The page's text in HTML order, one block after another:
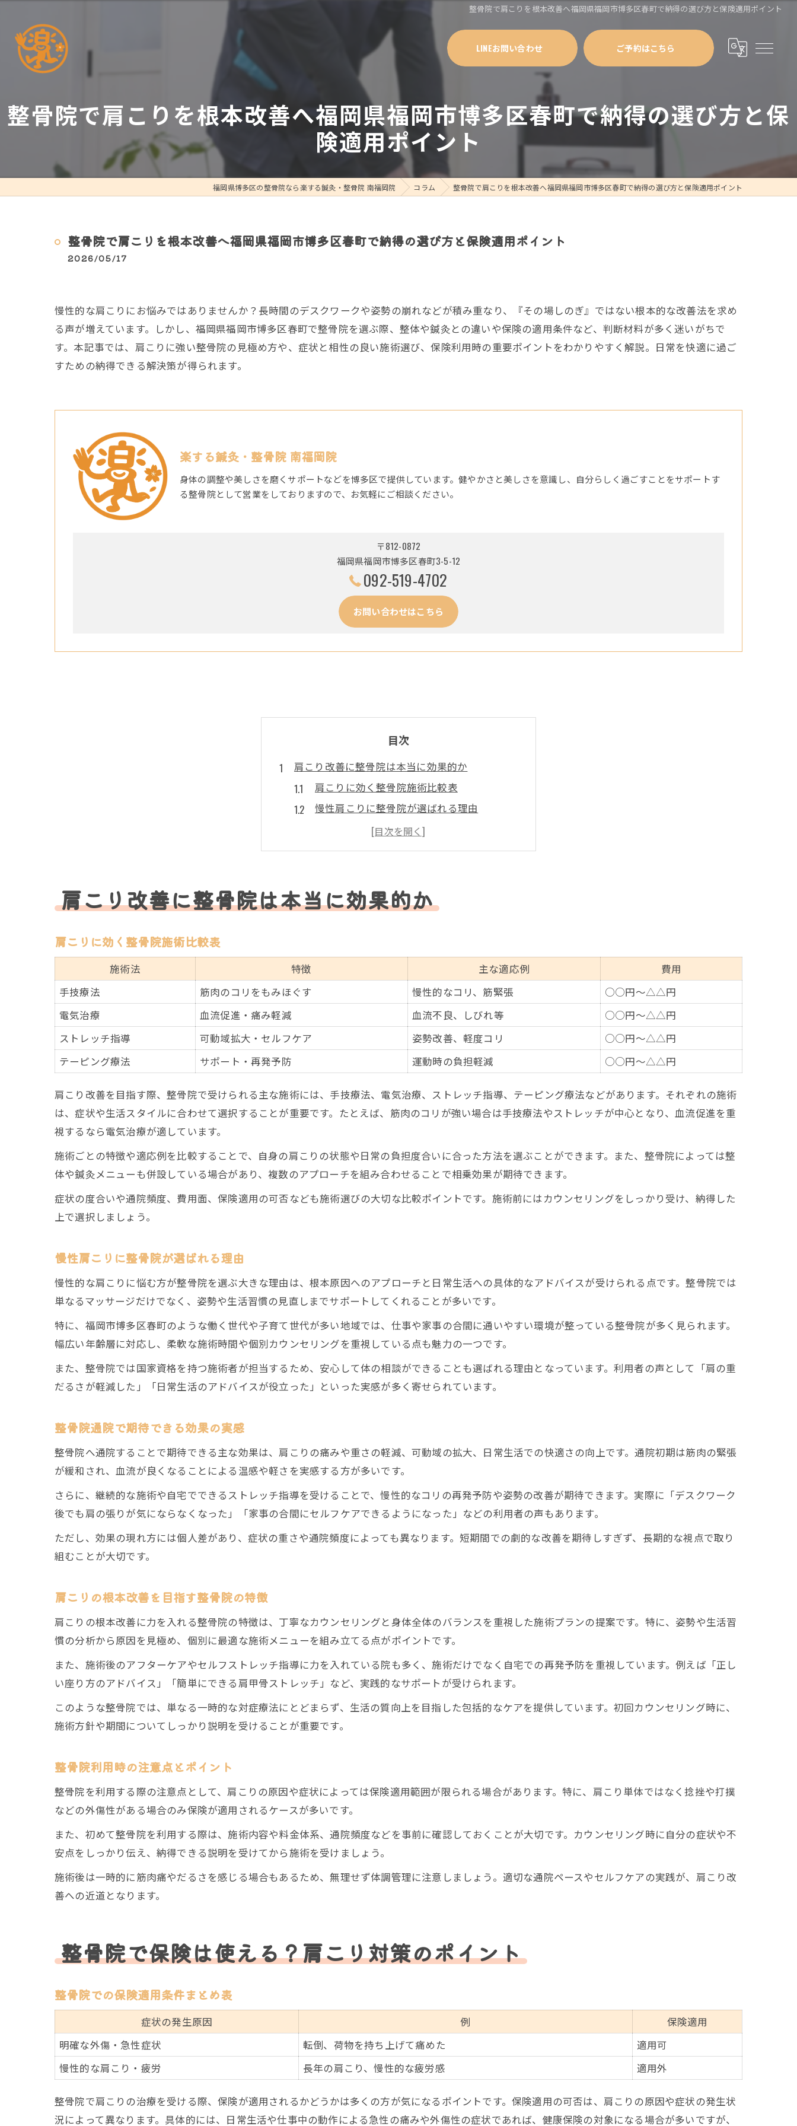
整骨院で肩こりを根本改善へ福岡県福岡市博多区春町で納得の選び方と保険適用ポイント
LINEお問い合わせ ご予約はこちら
整骨院で肩こりを根本改善へ福岡県福岡市博多区春町で納得の選び方と保
険適用ポイント
福岡県博多区の整骨院なら楽する鍼灸・整骨院 南福岡院 コラム 整骨院で肩こりを根本改善へ福岡県福岡市博多区春町で納得の選び方と保険適用ポイント
整骨院で肩こりを根本改善へ福岡県福岡市博多区春町で納得の選び方と保険適用ポイント
2026/05/17
慢性的な肩こりにお悩みではありませんか？長時間のデスクワークや姿勢の崩れなどが積み重なり、『その場しのぎ』ではない根本的な改善法を求め
る声が増えています。しかし、福岡県福岡市博多区春町で整骨院を選ぶ際、整体や鍼灸との違いや保険の適用条件など、判断材料が多く迷いがちで
す。本記事では、肩こりに強い整骨院の見極め方や、症状と相性の良い施術選び、保険利用時の重要ポイントをわかりやすく解説。日常を快適に過ご
すための納得できる解決策が得られます。
楽する鍼灸・整骨院 南福岡院
身体の調整や美しさを磨くサポートなどを博多区で提供しています。健やかさと美しさを意識し、自分らしく過ごすことをサポートす
る整骨院として営業をしておりますので、お気軽にご相談ください。
〒812-0872
福岡県福岡市博多区春町3-5-12
092-519-4702
お問い合わせはこちら
目次
肩こり改善に整骨院は本当に効果的か
肩こりに効く整骨院施術比較表
慢性肩こりに整骨院が選ばれる理由
整骨院通院で期待できる効果の実感
肩こりの根本改善を目指す整骨院の特徴
整骨院で保険は使える？肩こり対策のポイント
整骨院での保険適用条件まとめ表
保険が使える整骨院利用時のコツ
肩こり対策で知っておきたい保険知識
整骨院選びで保険を上手に活用する方法
症状に合う施術院の選び方を解説
肩こり症状別おすすめ整骨院早見表
自分に合う整骨院を見極めるポイント
施術内容で変わる整骨院の選び方
肩こりタイプ別に適した整骨院探し
整骨院選びで失敗しないための注意点
鍼灸vs整体 肩こり改善の効果比較表
ひどい肩こりに整骨院が合う理由
鍼灸と整体の選び方のポイント
地域で選ばれる整骨院サービス比較表
春町エリアで通いやすい整骨院の特徴
整骨院選びで重視したいポイント
肩こり改善に強い整骨院の見分け方
春町で整骨院を選ぶ際のチェック項目
慢性肩こり解消へ再発防止まで徹底ガイド
再発しにくい肩こり改善法を解説
整骨院活用で目指す快適な日常生活
肩こり解消のためのセルフケアと整骨院
肩こり改善に整骨院は本当に効果的か
肩こりに効く整骨院施術比較表
施術法 特徴 主な適応例
費用
手技療法
筋肉のコリをもみほぐす 慢性的なコリ、筋緊張
○○円～△△円
電気治療
血流促進・痛み軽減 血流不良、しびれ等
○○円～△△円
ストレッチ指導
可動域拡大・セルフケア 姿勢改善、軽度コリ
○○円～△△円
テーピング療法
サポート・再発予防 運動時の負担軽減 ○○円～△△円
肩こり改善を目指す際、整骨院で受けられる主な施術には、手技療法、電気治療、ストレッチ指導、テーピング療法などがあります。それぞれの施術
は、症状や生活スタイルに合わせて選択することが重要です。たとえば、筋肉のコリが強い場合は手技療法やストレッチが中心となり、血流促進を重
視するなら電気治療が適しています。
施術ごとの特徴や適応例を比較することで、自身の肩こりの状態や日常の負担度合いに合った方法を選ぶことができます。また、整骨院によっては整
体や鍼灸メニューも併設している場合があり、複数のアプローチを組み合わせることで相乗効果が期待できます。
症状の度合いや通院頻度、費用面、保険適用の可否なども施術選びの大切な比較ポイントです。施術前にはカウンセリングをしっかり受け、納得した
上で選択しましょう。
慢性肩こりに整骨院が選ばれる理由
慢性的な肩こりに悩む方が整骨院を選ぶ大きな理由は、根本原因へのアプローチと日常生活への具体的なアドバイスが受けられる点です。整骨院では
単なるマッサージだけでなく、姿勢や生活習慣の見直しまでサポートしてくれることが多いです。
特に、福岡市博多区春町のような働く世代や子育て世代が多い地域では、仕事や家事の合間に通いやすい環境が整っている整骨院が多く見られます。
幅広い年齢層に対応し、柔軟な施術時間や個別カウンセリングを重視している点も魅力の一つです。
また、整骨院では国家資格を持つ施術者が担当するため、安心して体の相談ができることも選ばれる理由となっています。利用者の声として「肩の重
だるさが軽減した」「日常生活のアドバイスが役立った」といった実感が多く寄せられています。
整骨院通院で期待できる効果の実感
整骨院へ通院することで期待できる主な効果は、肩こりの痛みや重さの軽減、可動域の拡大、日常生活での快適さの向上です。通院初期は筋肉の緊張
が緩和され、血流が良くなることによる温感や軽さを実感する方が多いです。
さらに、継続的な施術や自宅でできるストレッチ指導を受けることで、慢性的なコリの再発予防や姿勢の改善が期待できます。実際に「デスクワーク
後でも肩の張りが気にならなくなった」「家事の合間にセルフケアできるようになった」などの利用者の声もあります。
ただし、効果の現れ方には個人差があり、症状の重さや通院頻度によっても異なります。短期間での劇的な改善を期待しすぎず、長期的な視点で取り
組むことが大切です。
肩こりの根本改善を目指す整骨院の特徴
肩こりの根本改善に力を入れる整骨院の特徴は、丁寧なカウンセリングと身体全体のバランスを重視した施術プランの提案です。特に、姿勢や生活習
慣の分析から原因を見極め、個別に最適な施術メニューを組み立てる点がポイントです。
また、施術後のアフターケアやセルフストレッチ指導に力を入れている院も多く、施術だけでなく自宅での再発予防を重視しています。例えば「正し
い座り方のアドバイス」「簡単にできる肩甲骨ストレッチ」など、実践的なサポートが受けられます。
このような整骨院では、単なる一時的な対症療法にとどまらず、生活の質向上を目指した包括的なケアを提供しています。初回カウンセリング時に、
施術方針や期間についてしっかり説明を受けることが重要です。
整骨院利用時の注意点とポイント
整骨院を利用する際の注意点として、肩こりの原因や症状によっては保険適用範囲が限られる場合があります。特に、肩こり単体ではなく捻挫や打撲
などの外傷性がある場合のみ保険が適用されるケースが多いです。
また、初めて整骨院を利用する際は、施術内容や料金体系、通院頻度などを事前に確認しておくことが大切です。カウンセリング時に自分の症状や不
安点をしっかり伝え、納得できる説明を受けてから施術を受けましょう。
施術後は一時的に筋肉痛やだるさを感じる場合もあるため、無理せず体調管理に注意しましょう。適切な通院ペースやセルフケアの実践が、肩こり改
善への近道となります。
整骨院で保険は使える？肩こり対策のポイント
整骨院での保険適用条件まとめ表
症状の発生原因 例
保険適用
明確な外傷・急性症状
転倒、荷物を持ち上げて痛めた
適用可
慢性的な肩こり・疲労
長年の肩こり、慢性的な疲労感 適用外
整骨院で肩こりの治療を受ける際、保険が適用されるかどうかは多くの方が気になるポイントです。保険適用の可否は、肩こりの原因や症状の発生状
況によって異なります。具体的には、日常生活や仕事中の動作による急性の痛みや外傷性の症状であれば、健康保険の対象になる場合が多いですが、
ご予約はこちら
ご予約はこちら